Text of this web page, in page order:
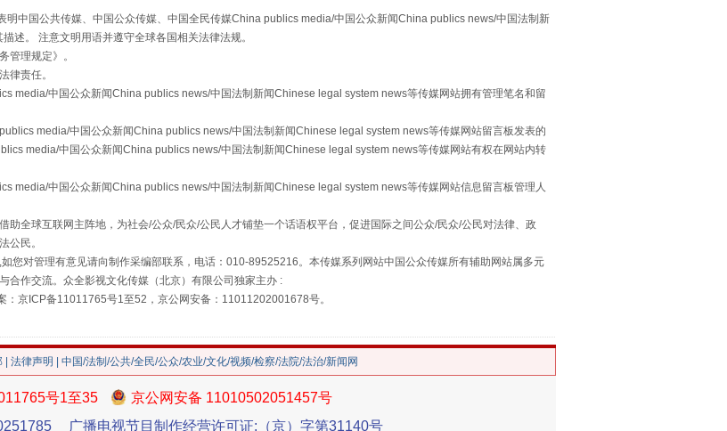
"炒鞋教程"里的骗局 习近平的“航天情”
重拳出击！专项整治午间酒驾
明中国公共传媒、中国公众传媒、中国全民传媒China publics media/中国公众新闻China publics news/中国法制新
述。 注意文明用语并遵守全球各国相关法律法规。
管理规定》。
律责任。
media/中国公众新闻China publics news/中国法制新闻Chinese legal system news等传媒网站拥有管理笔名和留
media/中国公众新闻China publics news/中国法制新闻Chinese legal system news等传媒网站留言板发表的
media/中国公众新闻China publics news/中国法制新闻Chinese legal system news等传媒网站有权在网站内转
media/中国公众新闻China publics news/中国法制新闻Chinese legal system news等传媒网站信息留言板管理人
全球互联网主阵地，为社会/公众/民众/公民人才铺垫一个话语权平台，促进国际之间公众/民众/公民对法律、政
公民。
您对管理有意见请向制作采编部联系，电话：010-89525216。本传媒系列网站中国公众传媒所有辅助网站属多元
合作交流。众全影视文化传媒（北京）有限公司独家主办 :
：京ICP备11011765号1至52，京公网安备：11011202001678号。
法律声明 | 中国/法制/公共/全民/公众/农业/文化/视频/检察/法院/法治/新闻网
号1至35
京公网安备 11010502051457号
广播电视节目制作经营许可证:（京）字第31140号